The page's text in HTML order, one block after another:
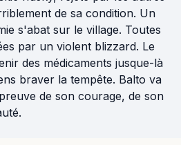
de sa condition. Un
s'abat sur le village. Toutes
par un violent blizzard. Le
des médicaments jusque-là
braver la tempête. Balto va
de son courage, de son